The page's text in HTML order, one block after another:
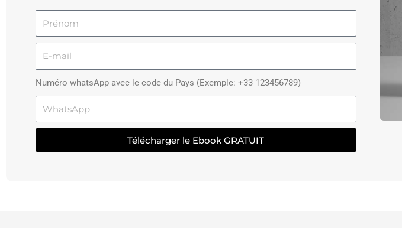
Numéro whatsApp avec le code du Pays (Exemple: +33 123456789)
Télécharger le Ebook GRATUIT